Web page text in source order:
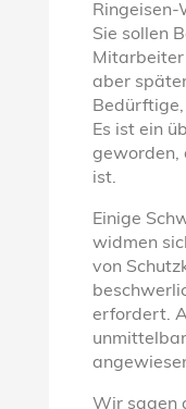
Ringeisen-
Sie sollen
aber
Bedürftige,
Es ist ein
geworden,
ist.
Einige
widmen
von
erfordert.
Wir sagen